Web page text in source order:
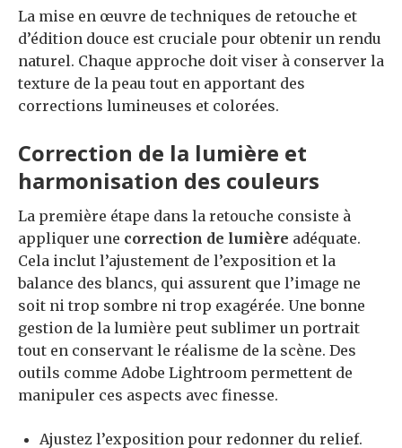
La mise en œuvre de techniques de retouche et
d’édition douce est cruciale pour obtenir un rendu
naturel. Chaque approche doit viser à conserver la
texture de la peau tout en apportant des
corrections lumineuses et colorées.
Correction de la lumière et
harmonisation des couleurs
La première étape dans la retouche consiste à
appliquer une correction de lumière adéquate.
Cela inclut l’ajustement de l’exposition et la
balance des blancs, qui assurent que l’image ne
soit ni trop sombre ni trop exagérée. Une bonne
gestion de la lumière peut sublimer un portrait
tout en conservant le réalisme de la scène. Des
outils comme Adobe Lightroom permettent de
manipuler ces aspects avec finesse.
Ajustez l’exposition pour redonner du relief.